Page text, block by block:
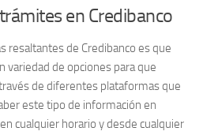
en Credibanco
resaltantes de Credibanco es que
variedad de opciones para que
de diferentes plataformas que
este tipo de información en
cualquier horario y desde cualquier